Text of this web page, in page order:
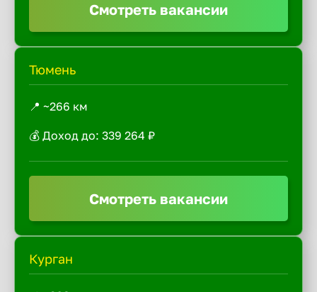
Смотреть вакансии
Тюмень
📍 ~266 км
💰 Доход до: 339 264 ₽
Смотреть вакансии
Курган